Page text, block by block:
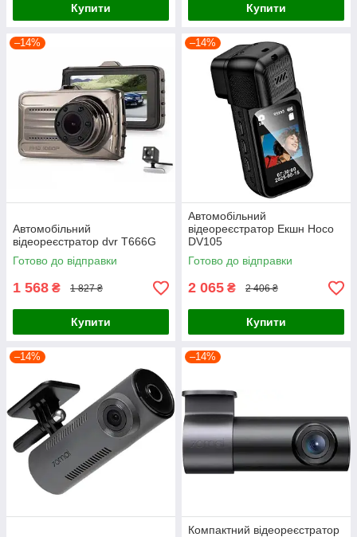
Купити Купити
–14%
Автомобільний
відеореєстратор dvr T666G
Готово до відправки
1 568 ₴ 1 827 ₴
Купити
–14%
Автомобільний
відеореєстратор Екшн Hoco
DV105
Готово до відправки
2 065 ₴ 2 406 ₴
Купити
–14% –14%
Компактний відеореєстратор